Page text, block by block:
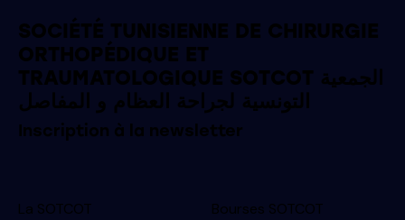
SOCIÉTÉ TUNISIENNE DE CHIRURGIE
ORTHOPÉDIQUE ET
TRAUMATOLOGIQUE SOTCOT الجمعية
التونسية لجراحة العظام و المفاصل
Inscription à la newsletter
La SOTCOT
Bourses SOTCOT